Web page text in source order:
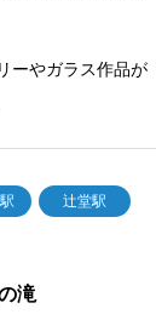
ーやガラス作品が
辻堂駅
滝